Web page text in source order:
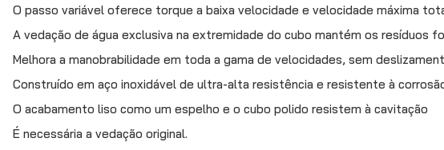
O passo variável oferece torque a baixa velocidade e velocidade máxima
A vedação de água exclusiva na extremidade do cubo mantém os resíduos
Melhora a manobrabilidade em toda a gama de velocidades, sem
Construído em aço inoxidável de ultra-alta resistência e resistente à
O acabamento liso como um espelho e o cubo polido resistem à cavitação
É necessária a vedação original.